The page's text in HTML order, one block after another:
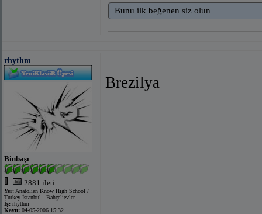
Bunu ilk beğenen siz olun
rhythm
Binbaşı
2881 ileti
Yer: Anatolian Know High School /
Turkey İstanbul - Bahçelievler
İş: rhythm
Kayıt: 04-05-2006 15:32
Brezilya